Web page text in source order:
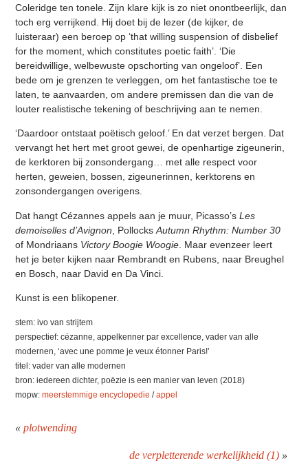
Coleridge ten tonele. Zijn klare kijk is zo niet onontbeerlijk, dan
toch erg verrijkend. Hij doet bij de lezer (de kijker, de
luisteraar) een beroep op ‘that willing suspension of disbelief
for the moment, which constitutes poetic faith’. ‘Die
bereidwillige, welbewuste opschorting van ongeloof’. Een
bede om je grenzen te verleggen, om het fantastische toe te
laten, te aanvaarden, om andere premissen dan die van de
louter realistische tekening of beschrijving aan te nemen.
‘Daardoor ontstaat poëtisch geloof.’ En dat verzet bergen. Dat
vervangt het hert met groot gewei, de openhartige zigeunerin,
de kerktoren bij zonsondergang… met alle respect voor
herten, geweien, bossen, zigeunerinnen, kerktorens en
zonsondergangen overigens.
Dat hangt Cézannes appels aan je muur, Picasso’sLes
demoiselles d’Avignon , PollocksAutumn Rhythm: Number 30
of Mondriaans Victory Boogie Woogie . Maar evenzeer leert
het je beter kijken naar Rembrandt en Rubens, naar Breughel
en Bosch, naar David en Da Vinci.
Kunst is een blikopener.
stem: ivo van strijtem
perspectief: cézanne, appelkenner par excellence, vader van alle
modernen, ‘avec une pomme je veux étonner Paris!’
titel: vader van alle modernen
bron: iedereen dichter, poëzie is een manier van leven (2018)
mopw:meerstemmige encyclopedie /appel
«plotwending
de verpletterende werkelijkheid (1)»